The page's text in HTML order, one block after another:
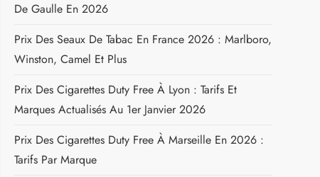
De Gaulle En 2026
Prix Des Seaux De Tabac En France 2026 : Marlboro,
Winston, Camel Et Plus
Prix Des Cigarettes Duty Free À Lyon : Tarifs Et
Marques Actualisés Au 1er Janvier 2026
Prix Des Cigarettes Duty Free À Marseille En 2026 :
Tarifs Par Marque